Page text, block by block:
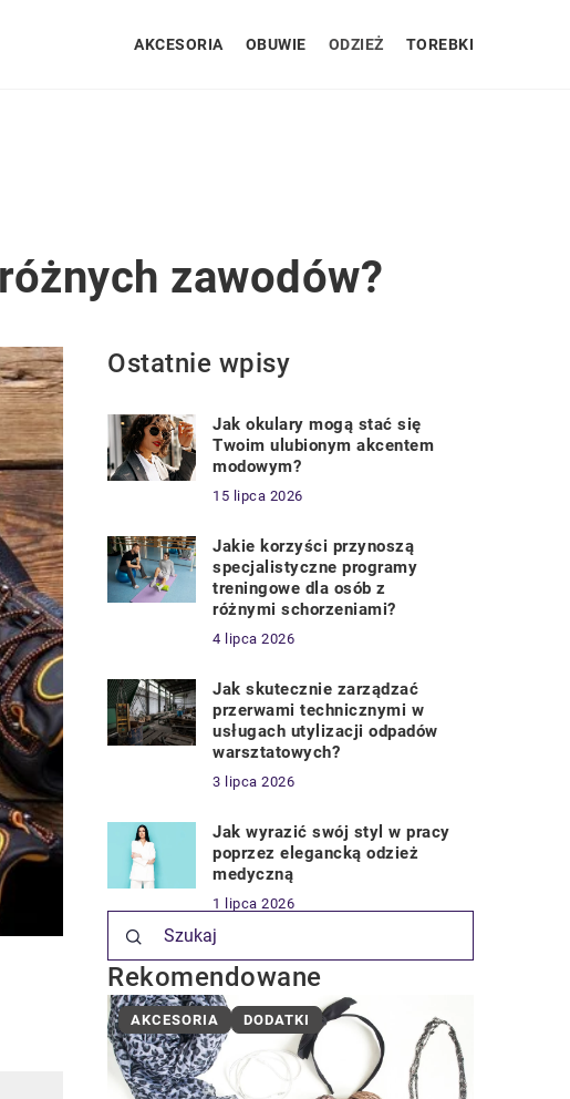
AKCESORIA OBUWIE ODZIEŻ TOREBKI
zawodów?
Ostatnie wpisy
Jak okulary mogą stać się
Twoim ulubionym akcentem
modowym?
15 lipca 2026
Jakie korzyści przynoszą
specjalistyczne programy
treningowe dla osób z
różnymi schorzeniami?
4 lipca 2026
Jak skutecznie zarządzać
przerwami technicznymi w
usługach utylizacji odpadów
warsztatowych?
3 lipca 2026
Jak wyrazić swój styl w pracy
poprzez elegancką odzież
medyczną
1 lipca 2026
Rekomendowane
AKCESORIA DODATKI